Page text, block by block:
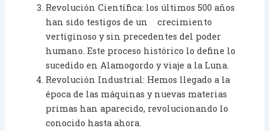
Revolución Científica: los últimos 500 años
han sido testigos de un crecimiento
vertiginoso y sin precedentes del poder
humano. Este proceso histórico lo define lo
sucedido en Alamogordo y viaje a la Luna.
Revolución Industrial: Hemos llegado a la
época de las máquinas y nuevas materias
primas han aparecido, revolucionando lo
conocido hasta ahora.